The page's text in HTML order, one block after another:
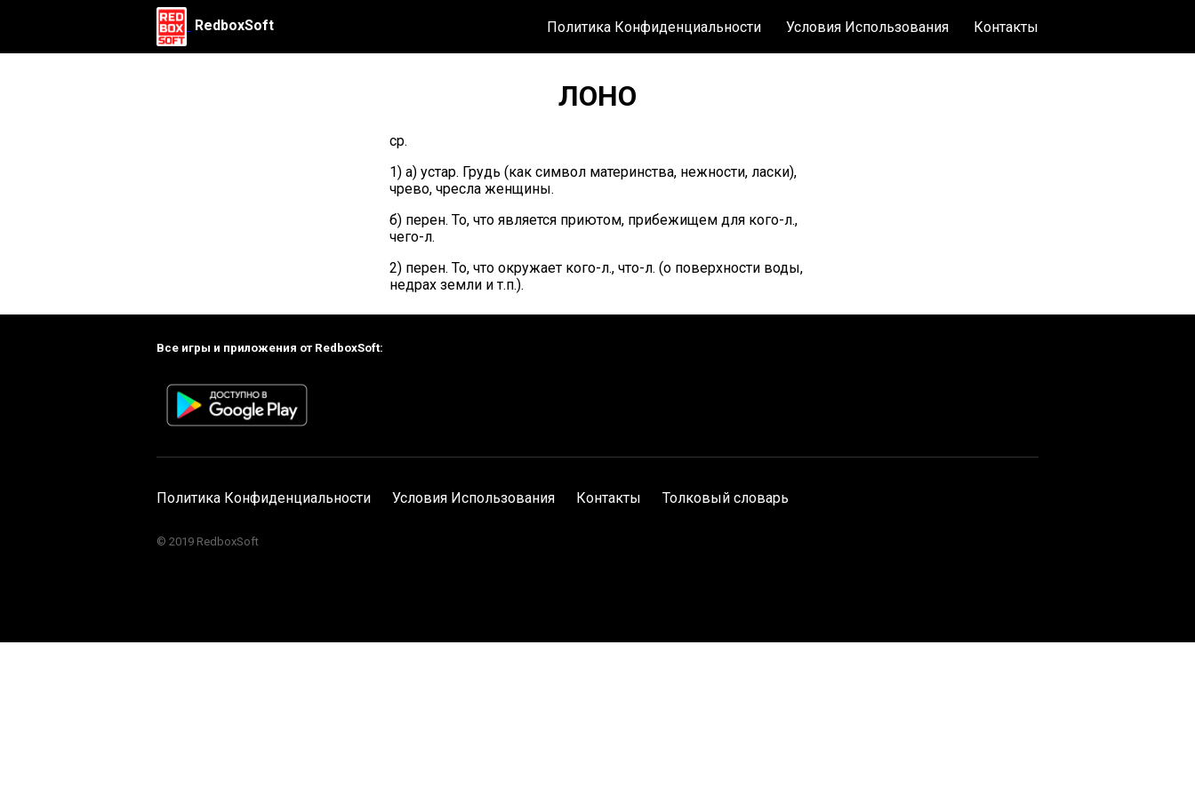
RedboxSoft Политика Конфиденциальности Условия Использования Контакты
ЛОНО
ср.
1) а) устар. Грудь (как символ материнства, нежности, ласки),
чрево, чресла женщины.
б) перен. То, что является приютом, прибежищем для кого-л.,
чего-л.
2) перен. То, что окружает кого-л., что-л. (о поверхности воды,
недрах земли и т.п.).
Все игры и приложения от RedboxSoft:
Политика Конфиденциальности Условия Использования Контакты Толковый словарь
© 2019 RedboxSoft